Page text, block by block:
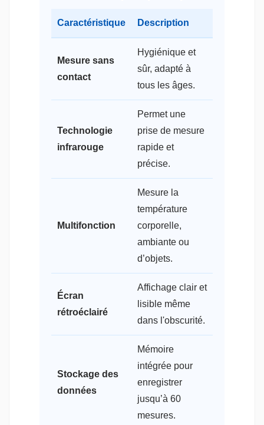
Caractéristique Description
Mesure sans
contact
Hygiénique et
sûr, adapté à
tous les âges.
Technologie
infrarouge
Permet une
prise de mesure
rapide et
précise.
Multifonction
Mesure la
température
corporelle,
ambiante ou
d’objets.
Écran
rétroéclairé
Affichage clair et
lisible même
dans l'obscurité.
Stockage des
données
Mémoire
intégrée pour
enregistrer
jusqu’à 60
mesures.